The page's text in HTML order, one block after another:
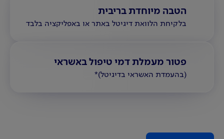
הטבה מיוחדת בריבית
בלקיחת הלוואת דיגיטל באתר או באפליקציה בלבד
פטור מעמלת דמי טיפול באשראי
(בהעמדת האשראי בדיגיטל)*